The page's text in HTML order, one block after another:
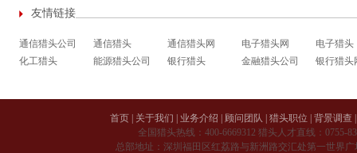
友情链接
通信猎头公司 通信猎头 通信猎头网 电子猎头网
电子猎头
化工猎头
能源猎头公司 银行猎头 金融猎头公司 银行猎头
首页 关于我们 业务介绍 顾问团队 猎头职位 背景调查
全国猎头热线： 400-6669312 猎头人才直线： 0755-
总部地址：深圳福田区红荔路与新洲路交汇处第一世界